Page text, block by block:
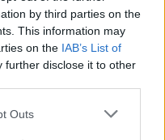
by third parties on the
This information may
on the IAB’s List of
further disclose it to other
Outs
PRAWOSŁAWIE SERBIA